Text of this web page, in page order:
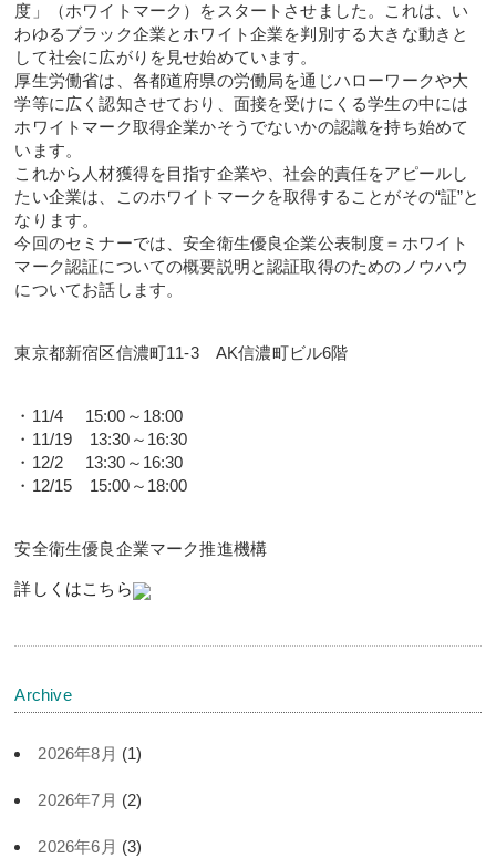
度」（ホワイトマーク）をスタートさせました。これは、い
わゆるブラック企業とホワイト企業を判別する大きな動きと
して社会に広がりを見せ始めています。
厚生労働省は、各都道府県の労働局を通じハローワークや大
学等に広く認知させており、面接を受けにくる学生の中には
ホワイトマーク取得企業かそうでないかの認識を持ち始めて
います。
これから人材獲得を目指す企業や、社会的責任をアピールし
たい企業は、このホワイトマークを取得することがその“証”と
なります。
今回のセミナーでは、安全衛生優良企業公表制度＝ホワイト
マーク認証についての概要説明と認証取得のためのノウハウ
についてお話します。
東京都新宿区信濃町11-3 AK信濃町ビル6階
・11/4 15:00～18:00
・11/19 13:30～16:30
・12/2 13:30～16:30
・12/15 15:00～18:00
安全衛生優良企業マーク推進機構
詳しくはこちら
Archive
2026年8月 (1)
2026年7月 (2)
2026年6月 (3)